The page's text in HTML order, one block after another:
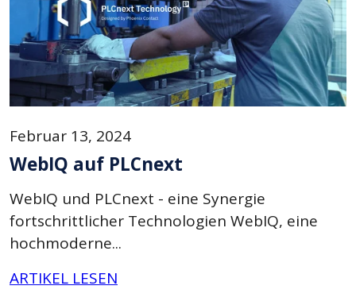
Februar 13, 2024
WebIQ auf PLCnext
WebIQ und PLCnext - eine Synergie
fortschrittlicher Technologien WebIQ, eine
hochmoderne...
ARTIKEL LESEN